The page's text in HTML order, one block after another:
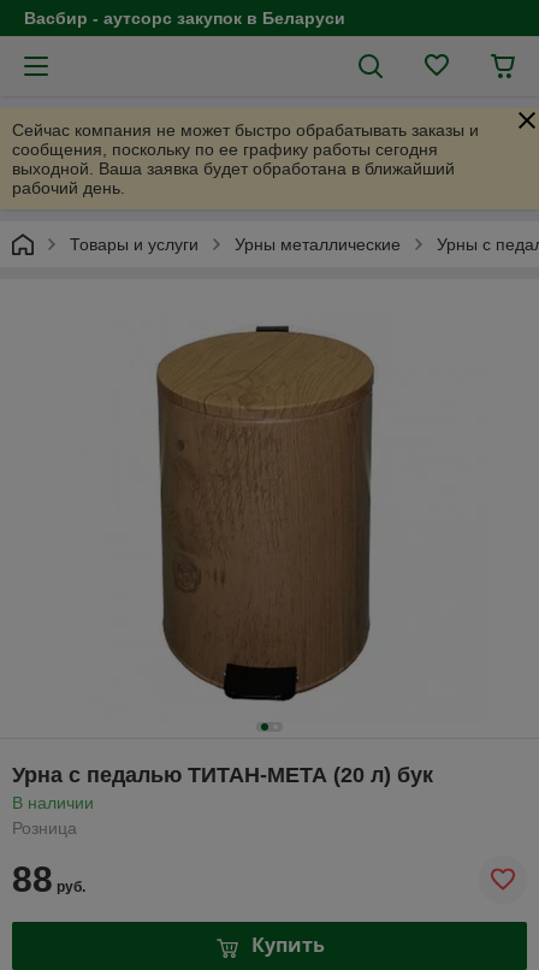
Васбир - аутсорс закупок в Беларуси
Сейчас компания не может быстро обрабатывать заказы и
сообщения, поскольку по ее графику работы сегодня
выходной. Ваша заявка будет обработана в ближайший
рабочий день.
Товары и услуги Урны металлические Урны с
Урна с педалью ТИТАН-МЕТА (20 л) бук
В наличии
Розница
88 руб.
Купить